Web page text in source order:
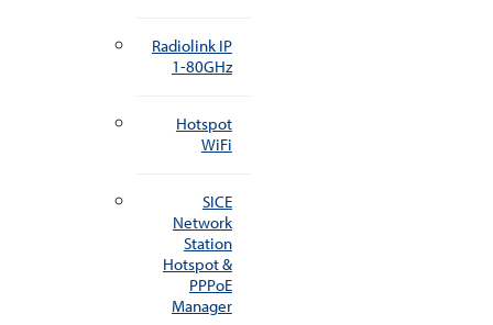
Radiolink IP
1-80GHz
Hotspot
WiFi
SICE
Network
Station
Hotspot &
PPPoE
Manager